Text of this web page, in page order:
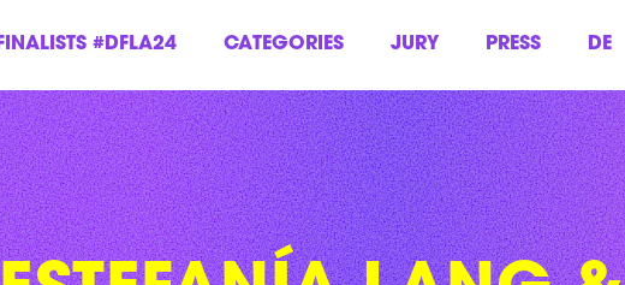
FINALISTS #DFLA24 CATEGORIES JURY PRESS DE